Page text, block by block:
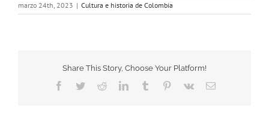
marzo 24th, 2023 | Cultura e historia de Colombia
Share This Story, Choose Your Platform!
Facebook
TwitterRedditLinkedInTumblr Pinterest
Vk Email